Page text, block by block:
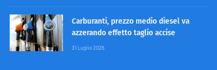
Carburanti, prezzo medio diesel va
azzerando effetto taglio accise
31 Luglio 2026